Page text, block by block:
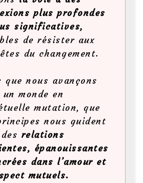
plus profondes
significatives,
de résister aux
du changement.
que nous avançons
un monde en
mutation, que
nous guident
relations
épanouissantes
dans l’amour et
mutuels.